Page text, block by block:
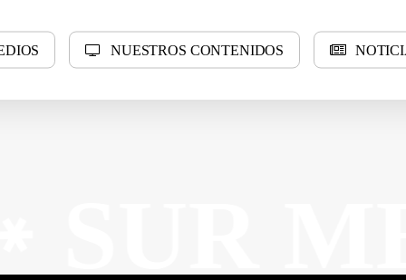
DIOS NUESTROS CONTENIDOS NOTICI